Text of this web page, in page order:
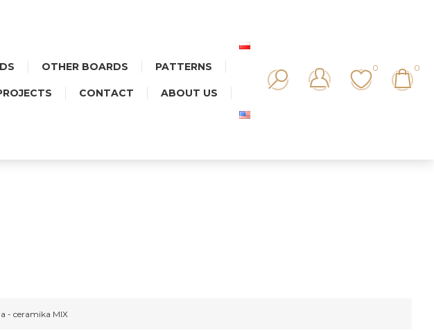
OTHER BOARDS PATTERNS
CONTACT ABOUT US
0 0
- ceramika MIX